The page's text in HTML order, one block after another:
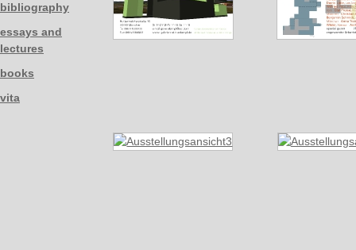
bibliography
essays and
lectures
books
vita